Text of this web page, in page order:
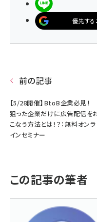
優先す
前の記事
【5/28開催】BtoB企業必見！
狙った企業だけに広告配信を
こなう方法とは！？：無料オンラ
インセミナー
この記事の筆者